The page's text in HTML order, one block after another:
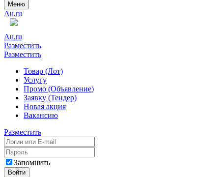
Меню
Au.ru
Au.ru
Разместить
Разместить
Товар (Лот)
Услугу
Промо (Объявление)
Заявку (Тендер)
Новая акция
Вакансию
Разместить
Запомнить
Войти